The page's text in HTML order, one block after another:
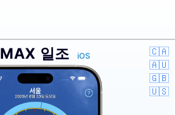
MAX 일조 iOS
🇨🇦
🇦🇺
🇬🇧
🇺🇸